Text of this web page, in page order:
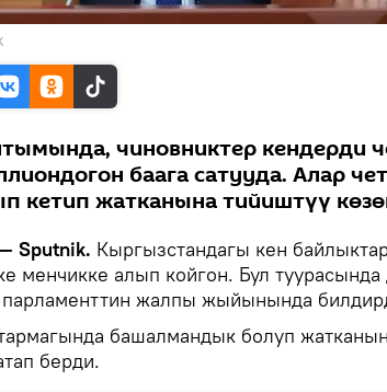
чиновниктер кендерди
баага сатууда. Алар
кетип жатканына тийиштүү
Sputnik. Кыргызстандагы кен
менчикке алып койгон. Бул туурасында
жалпы жыйынында
башалмандык болуп
берди.